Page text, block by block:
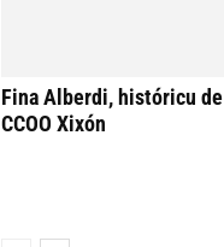
Fina Alberdi, históricu de
CCOO Xixón